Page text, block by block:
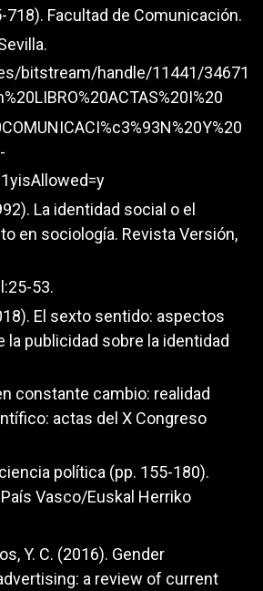
718). Facultad de Comunicación.
bitstream/handle/11441/34671
La identidad social o el
en sociología. Revista Versión,
53.
El sexto sentido: aspectos
la publicidad sobre la identidad
constante cambio: realidad
actas del X Congreso
política (pp. 155-180).
Vasco/Euskal Herriko
Y. C. (2016). Gender
a review of current